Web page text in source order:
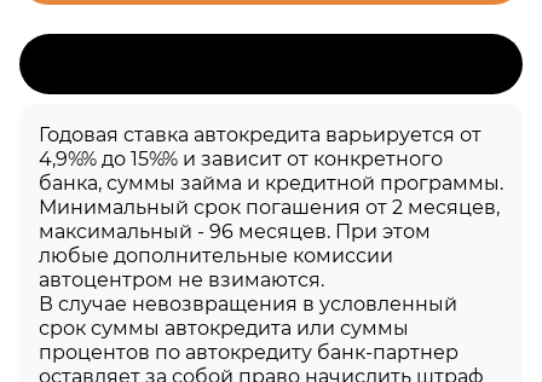
Годовая ставка автокредита варьируется от
4,9%% до 15%% и зависит от конкретного
банка, суммы займа и кредитной программы.
Минимальный срок погашения от 2 месяцев,
максимальный - 96 месяцев. При этом
любые дополнительные комиссии
автоцентром не взимаются.
В случае невозвращения в условленный
срок суммы автокредита или суммы
процентов по автокредиту банк-партнер
оставляет за собой право начислить штраф